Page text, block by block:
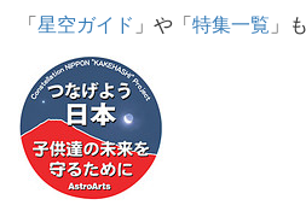
「星空ガイド 」や「特集一覧 」